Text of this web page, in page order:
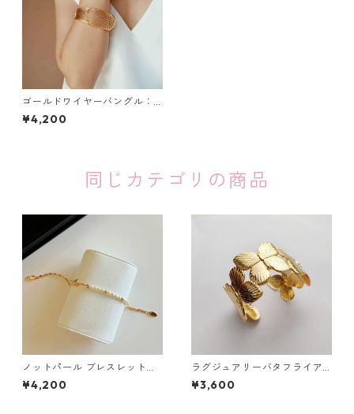
ゴールドワイヤーバングル：4
15
¥4,200
同じカテゴリの商品
ノットパール ブレスレット：6
80
¥4,200
ラグジュアリーバタフライア
ームカフ(ゴールド・シルバ
ー）：518
¥3,600